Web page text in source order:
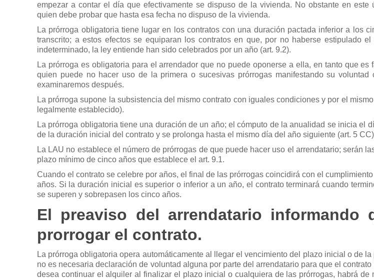
empezar a contar el día que efectivamente se dispuso de la vivienda. No obstante en este
quien debe probar que hasta esa fecha no dispuso de la vivienda.
La prórroga obligatoria tiene lugar en los contratos con una duración pactada inferior a los
transcrito; a estos efectos se equiparan los contratos en que, por no haberse estipulado
indeterminado, la ley entiende han sido celebrados por un año (art. 9.2).
La prórroga es obligatoria para el arrendador que no puede oponerse a ella, en tanto que es
quien puede no hacer uso de la primera o sucesivas prórrogas manifestando su voluntad
examinaremos después.
La prórroga supone la subsistencia del mismo contrato con iguales condiciones y por el
legalmente establecido).
La prórroga obligatoria tiene una duración de un año; el cómputo de la anualidad se inicia el
de la duración inicial del contrato y se prolonga hasta el mismo día del año siguiente (art. 5
La LAU no establece el número de prórrogas de que puede hacer uso el arrendatario; serán
plazo mínimo de cinco años que establece el art. 9.1.
Cuando el contrato se celebre por años, el final de las prórrogas coincidirá con el
años. Si la duración inicial es superior o inferior a un año, el contrato terminará cuando
se superen y sobrepasen los cinco años.
El preaviso del arrendatario informando
prorrogar el contrato.
La prórroga obligatoria opera automáticamente al llegar el vencimiento del plazo inicial o de
no es necesaria declaración de voluntad alguna por parte del arrendatario para que el
desea continuar el alquiler al finalizar el plazo inicial o cualquiera de las prórrogas, habrá de